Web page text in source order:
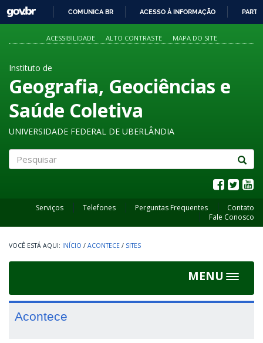
PARA
O
GOVBR
COMUNICA BR ACESSO À INFORMAÇÃO
ACESSIBILIDADE ALTO CONTRASTE MAPA DO SITE
Instituto de
Geografia, Geociências e
Saúde Coletiva
UNIVERSIDADE FEDERAL DE UBERLÂNDIA
Serviços Telefones Perguntas Frequentes
Contato
Fale Conosco
INÍCIO / ACONTECE / SITES
MENU
Toggle
Acontece